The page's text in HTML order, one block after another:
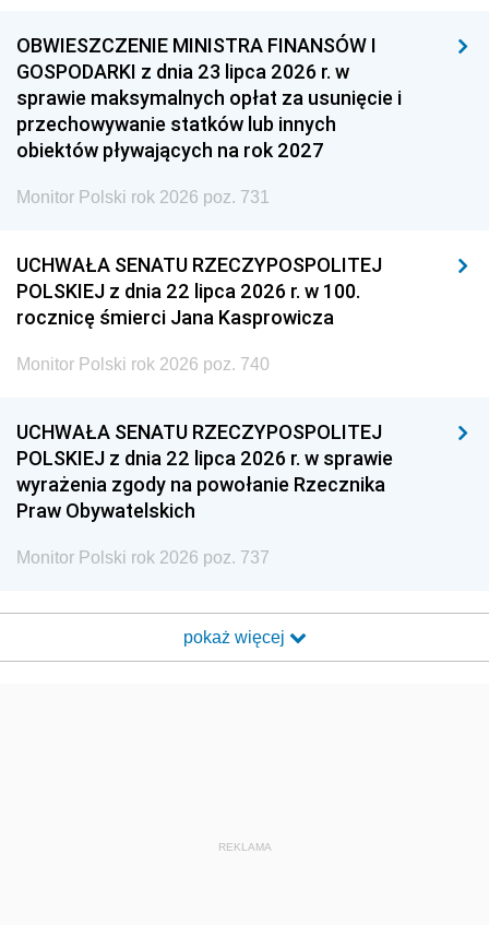
OBWIESZCZENIE MINISTRA FINANSÓW I
GOSPODARKI z dnia 23 lipca 2026 r. w
sprawie maksymalnych opłat za usunięcie i
przechowywanie statków lub innych
obiektów pływających na rok 2027
Monitor Polski rok 2026 poz. 731
UCHWAŁA SENATU RZECZYPOSPOLITEJ
POLSKIEJ z dnia 22 lipca 2026 r. w 100.
rocznicę śmierci Jana Kasprowicza
Monitor Polski rok 2026 poz. 740
UCHWAŁA SENATU RZECZYPOSPOLITEJ
POLSKIEJ z dnia 22 lipca 2026 r. w sprawie
wyrażenia zgody na powołanie Rzecznika
Praw Obywatelskich
Monitor Polski rok 2026 poz. 737
pokaż więcej
REKLAMA